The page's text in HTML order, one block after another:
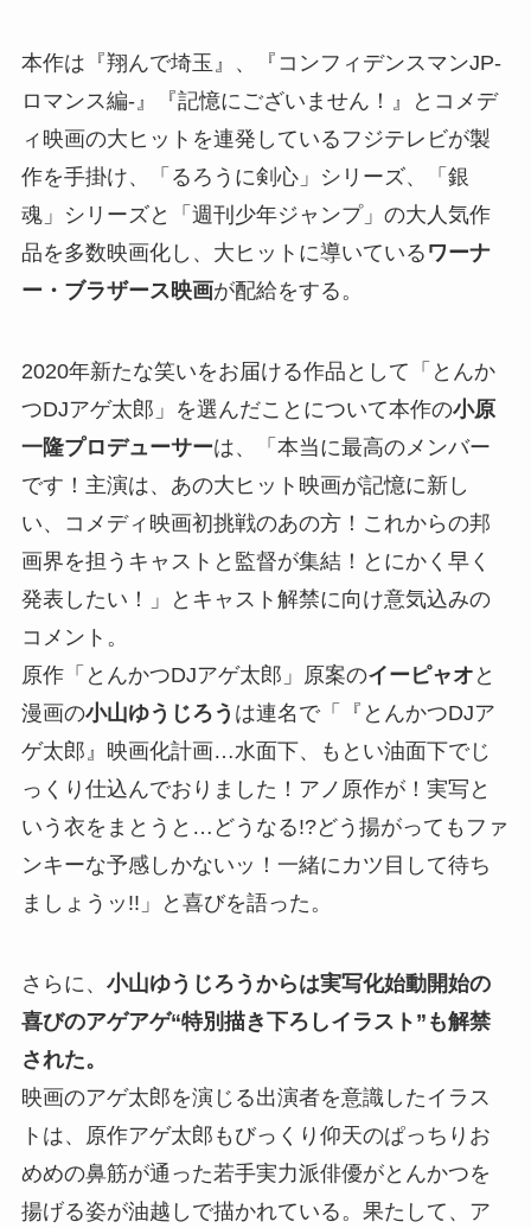
本作は『翔んで埼玉』、『コンフィデンスマンJP-
ロマンス編-』『記憶にございません！』とコメデ
ィ映画の大ヒットを連発しているフジテレビが製
作を手掛け、「るろうに剣心」シリーズ、「銀
魂」シリーズと「週刊少年ジャンプ」の大人気作
品を多数映画化し、大ヒットに導いている ワーナ
ー・ブラザース映画が配給をする。
2020年新たな笑いをお届ける作品として「とんか
つDJアゲ太郎」を選んだことについて本作の小原
一隆プロデューサーは、「本当に最高のメンバー
です！主演は、あの大ヒット映画が記憶に新し
い、コメディ映画初挑戦のあの方！これからの邦
画界を担うキャストと監督が集結！とにかく早く
発表したい！」とキャスト解禁に向け意気込みの
コメント。
原作「とんかつDJアゲ太郎」原案のイーピャオ と
漫画の小山ゆうじろう は連名で「『とんかつDJア
ゲ太郎』映画化計画…水面下、もとい油面下でじ
っくり仕込んでおりました！アノ原作が！実写と
いう衣をまとうと…どうなる!?どう揚がってもファ
ンキーな予感しかないッ！一緒にカツ目して待ち
ましょうッ!!」と喜びを語った。
さらに、 小山ゆうじろうからは実写化始動開始の
喜びのアゲアゲ“特別描き下ろしイラスト”も解禁
された。
映画のアゲ太郎を演じる出演者を意識したイラス
トは、原作アゲ太郎もびっくり仰天のぱっちりお
めめの鼻筋が通った若手実力派俳優がとんかつを
揚げる姿が油越しで描かれている。果たして、ア